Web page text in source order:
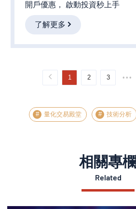
開戶優惠， 啟動投資秒上手
了解更多
1 2 3 •••
量化交易殿堂 技術分析
相關專欄
Related